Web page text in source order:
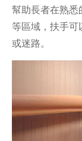
幫助長者在熟
等區域，扶手
或迷路。